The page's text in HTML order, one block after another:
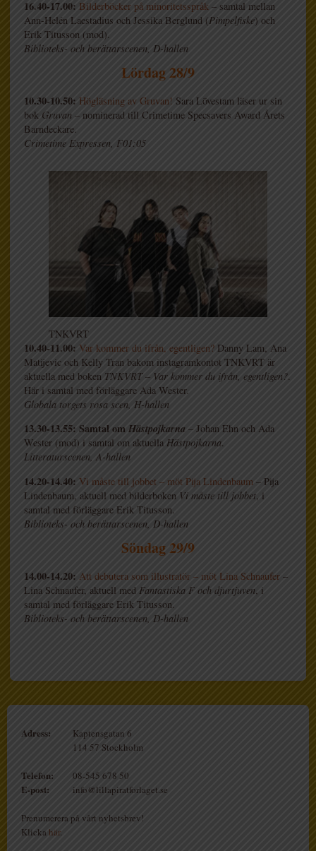
16.40-17.00:Bilderböcker på minoritetsspråk – samtal mellan
Ann-Helén Laestadius och Jessika Berglund (Pimpelfiske) och
Erik Titusson (mod).
Biblioteks- och berättarscenen, D-hallen
Lördag 28/9
10.30-10.50: Högläsning av Gruvan! Sara Lövestam läser ur sin
bok Gruvan – nominerad till Crimetime Specsavers Award Årets
Barndeckare.
Crimetime Expressen, F01:05
TNKVRT
10.40-11.00:Var kommer du ifrån, egentligen? Danny Lam, Ana
Matijevic och Kelly Tran bakom instagramkontot TNKVRT är
aktuella med boken TNKVRT – Var kommer du ifrån, egentligen?.
Här i samtal med förläggare Ada Wester.
Globala torgets rosa scen, H-hallen
13.30-13.55: Samtal omHästpojkarna – Johan Ehn och Ada
Wester (mod) i samtal om aktuellaHästpojkarna.
Litteraturscenen, A-hallen
14.20-14.40:Vi måste till jobbet – möt Pija Lindenbaum – Pija
Lindenbaum, aktuell med bilderboken Vi måste till jobbet, i
samtal med förläggare Erik Titusson.
Biblioteks- och berättarscenen, D-hallen
Söndag 29/9
14.00-14.20: Att debutera som illustratör – möt Lina Schnaufer –
Lina Schnaufer, aktuell medFantastiska F och djurtjuven, i
samtal med förläggare Erik Titusson.
Biblioteks- och berättarscenen, D-hallen
Adress:
Kaptensgatan 6
114 57 Stockholm
Telefon: 08-545 678 50
E-post: info@lillapiratforlaget.se
Prenumerera på vårt nyhetsbrev!
Klicka här.